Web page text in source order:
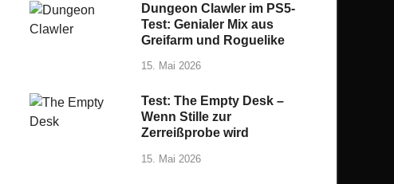
Dungeon Clawler im PS5-
Test: Genialer Mix aus
Greifarm und Roguelike
15. Mai 2026
Test: The Empty Desk –
Wenn Stille zur
Zerreißprobe wird
15. Mai 2026